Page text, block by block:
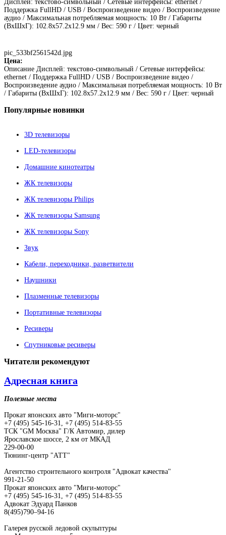
Дисплей: текстово-символьный / Сетевые интерфейсы: ethernet /
Поддержка FullHD / USB / Воспроизведение видео / Воспроизведение
аудио / Максимальная потребляемая мощность: 10 Вт / Габариты
(ВxШxГ): 102.8x57.2x12.9 мм / Вес: 590 г / Цвет: черный
pic_533bf2561542d.jpg
Цена:
Описание Дисплей: текстово-символьный / Сетевые интерфейсы:
ethernet / Поддержка FullHD / USB / Воспроизведение видео /
Воспроизведение аудио / Максимальная потребляемая мощность: 10 Вт
/ Габариты (ВxШxГ): 102.8x57.2x12.9 мм / Вес: 590 г / Цвет: черный
Популярные новинки
3D телевизоры
LED-телевизоры
Домашние кинотеатры
ЖК телевизоры
ЖК телевизоры Philips
ЖК телевизоры Samsung
ЖК телевизоры Sony
Звук
Кабели, переходники, разветвители
Наушники
Плазменные телевизоры
Портативные телевизоры
Ресиверы
Спутниковые ресиверы
Читатели рекомендуют
Адресная книга
Полезные места
Прокат японских авто "Миги-моторс"
+7 (495) 545-16-31, +7 (495) 514-83-55
ТСК "GM Москва" Г/К Автомир, дилер
Ярославское шоссе, 2 км от МКАД
229-00-00
Тюнинг-центр "АТТ"
Агентство строительного контроля "Адвокат качества"
991-21-50
Прокат японских авто "Миги-моторс"
+7 (495) 545-16-31, +7 (495) 514-83-55
Адвокат Эдуард Панков
8(495)790–94-16
Галерея русской ледовой скульптуры